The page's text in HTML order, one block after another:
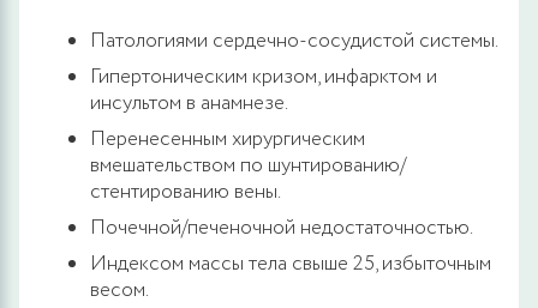
Патологиями сердечно-сосудистой системы.
Гипертоническим кризом, инфарктом и
инсультом в анамнезе.
Перенесенным хирургическим
вмешательством по шунтированию/
стентированию вены.
Почечной/печеночной недостаточностью.
Индексом массы тела свыше 25, избыточным
весом.